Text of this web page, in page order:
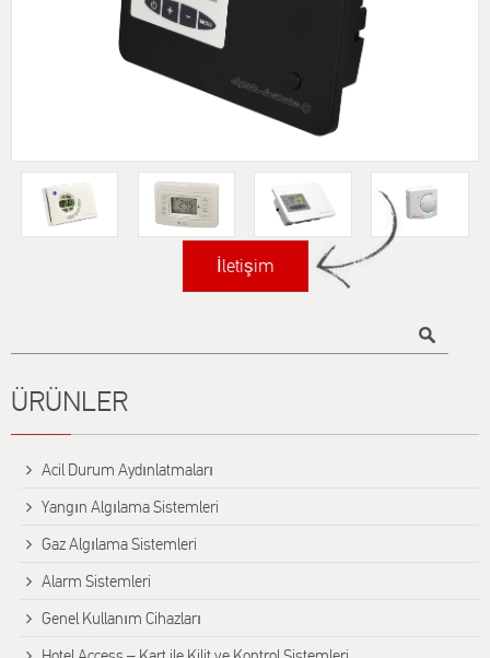
İletişim
ÜRÜNLER
Αcil Durum Aydınlatmaları
Yangın Algılama Sistemleri
Gaz Algılama Sistemleri
Alarm Sistemleri
Genel Kullanım Cihazları